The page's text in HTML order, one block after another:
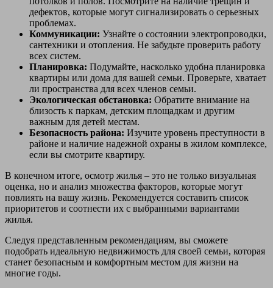
дефектов, которые могут сигнализировать о серьезных
проблемах.
Коммуникации: Узнайте о состоянии электропроводки,
сантехники и отопления. Не забудьте проверить работу
всех систем.
Планировка: Подумайте, насколько удобна планировка
квартиры или дома для вашей семьи. Проверьте, хватает
ли пространства для всех членов семьи.
Экологическая обстановка: Обратите внимание на
близость к паркам, детским площадкам и другим
важным для детей местам.
Безопасность района: Изучите уровень преступности в
районе и наличие надежной охраны в жилом комплексе,
если вы смотрите квартиру.
В конечном итоге, осмотр жилья – это не только визуальная
оценка, но и анализ множества факторов, которые могут
повлиять на вашу жизнь. Рекомендуется составить список
приоритетов и соотнести их с выбранными вариантами
жилья.
Следуя представленным рекомендациям, вы сможете
подобрать идеальную недвижимость для своей семьи, которая
станет безопасным и комфортным местом для жизни на
многие годы.